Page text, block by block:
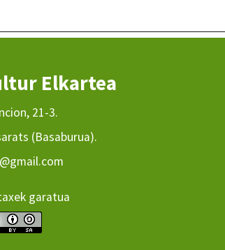
Elkartea
21-3.
(Basaburua).
garatua